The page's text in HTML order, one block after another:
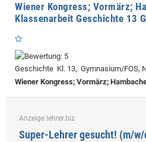
Wiener Kongress; Vormärz;
Klassenarbeit Geschichte 13
Geschichte Kl. 13, Gymnasium/FOS,
Wiener Kongress; Vormärz;
Anzeige lehrer.biz
Super-Lehrer gesucht! (m/w/